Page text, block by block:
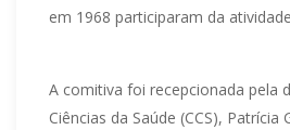
em 1968 participaram da
A comitiva foi recepcionada pela
Ciências da Saúde (CCS), Patrícia